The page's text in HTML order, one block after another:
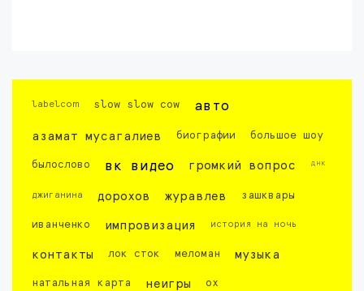
labelcom slow slow cow авто
азамат мусагалиев биографии большое шоу
былослово вк видео громкий вопрос днк
джиганина дорохов журавлев зашквары
иванченко импровизация история на ночь
контакты лок сток меломан музыка
натальная карта неигры ох